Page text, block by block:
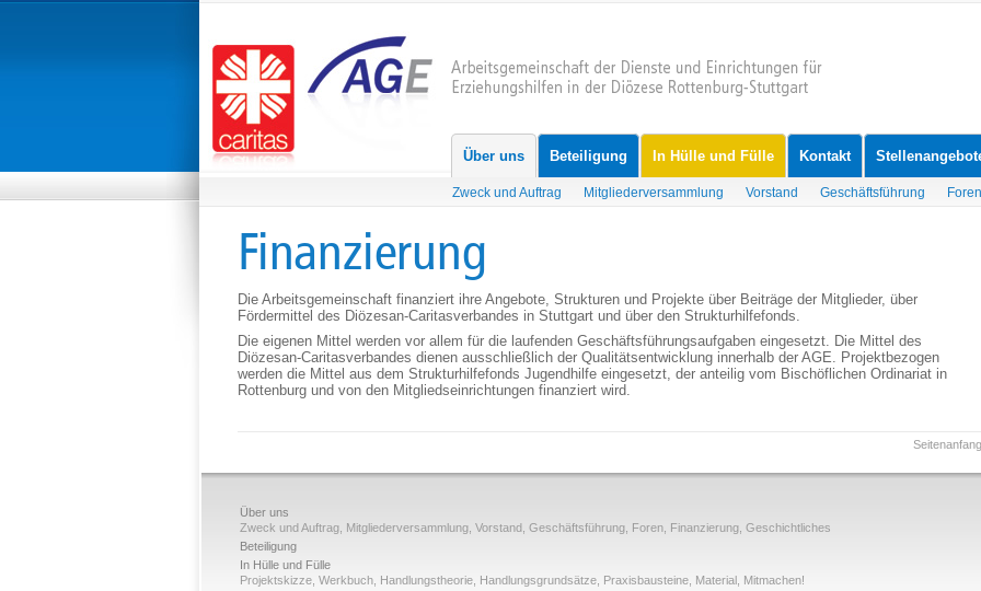
Über uns Beteiligung In Hülle und Fülle Kontakt
Zweck und Auftrag Mitgliederversammlung Vorstand Geschäftsführung Foren
Die Arbeitsgemeinschaft finanziert ihre Angebote, Strukturen und Projekte über Beiträge der Mitglieder, über
Fördermittel des Diözesan-Caritas­ver­bandes in Stuttgart und über den Strukturhilfefonds.
Die eigenen Mittel werden vor allem für die laufenden Geschäftsführungsaufgaben eingesetzt. Die Mittel des
Diözesan-Caritasverbandes dienen ausschließlich der Qualitätsentwicklung innerhalb der AGE. Projektbezogen
werden die Mittel aus dem Strukturhilfefonds Jugendhilfe eingesetzt, der anteilig vom Bischöflichen Ordinariat in
Rottenburg und von den Mitgliedseinrichtungen finanziert wird.
Seitenanfang
Über uns
Zweck und Auftrag Mitgliederversammlung Vorstand Geschäftsführung Foren Finanzierung Geschichtliches
Beteiligung
In Hülle und Fülle
Projektskizze Werkbuch Handlungstheorie Handlungsgrundsätze Praxisbausteine Material Mitmachen!